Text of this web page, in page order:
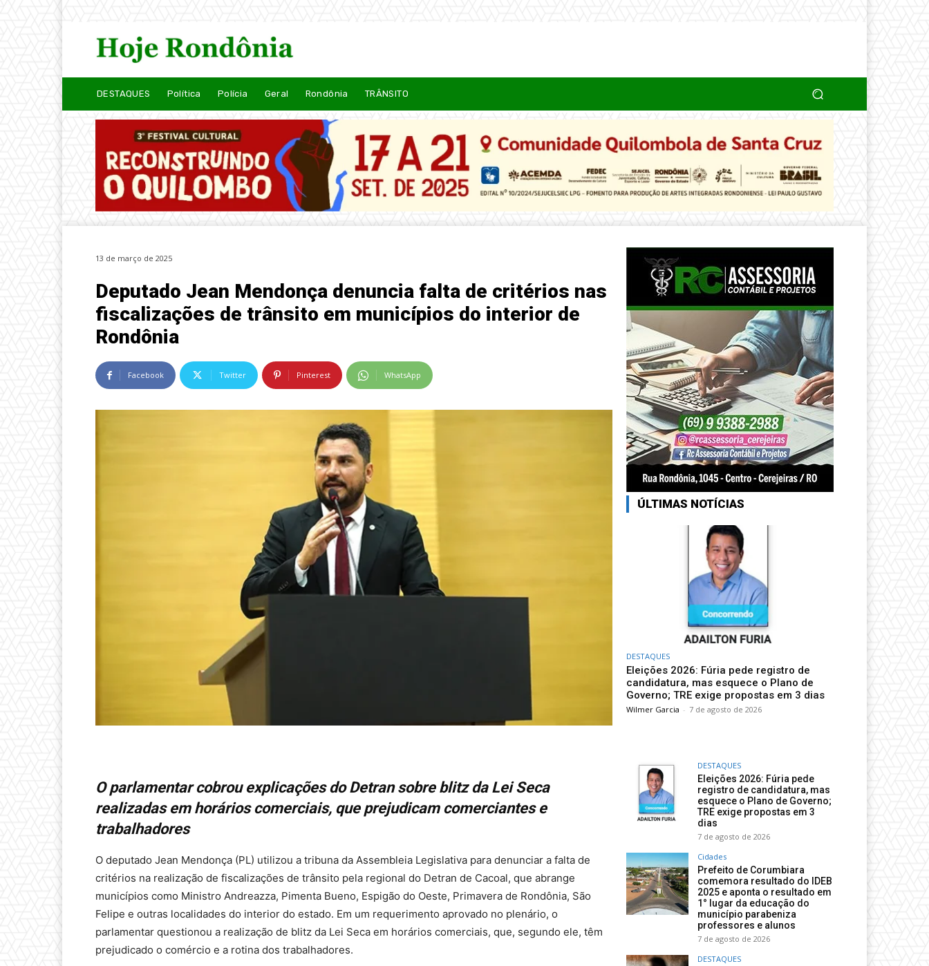
DESTAQUES Política Polícia Geral Rondônia TRÂNSITO
13 de março de 2025
Deputado Jean Mendonça denuncia falta de critérios nas
fiscalizações de trânsito em municípios do interior de
Rondônia
Facebook Twitter Pinterest WhatsApp
O parlamentar cobrou explicações do Detran sobre blitz da Lei Seca
realizadas em horários comerciais, que prejudicam comerciantes e
trabalhadores
O deputado Jean Mendonça (PL) utilizou a tribuna da Assembleia Legislativa para denunciar a falta de
critérios na realização de fiscalizações de trânsito pela regional do Detran de Cacoal, que abrange
municípios como Ministro Andreazza, Pimenta Bueno, Espigão do Oeste, Primavera de Rondônia, São
Felipe e outras localidades do interior do estado. Em um requerimento aprovado no plenário, o
parlamentar questionou a realização de blitz da Lei Seca em horários comerciais, que, segundo ele, têm
prejudicado o comércio e a rotina dos trabalhadores.
ÚLTIMAS NOTÍCIAS
DESTAQUES
Eleições 2026: Fúria pede registro de
candidatura, mas esquece o Plano de
Governo; TRE exige propostas em 3 dias
Wilmer Garcia - 7 de agosto de 2026
DESTAQUES
Eleições 2026: Fúria pede
registro de candidatura, mas
esquece o Plano de Governo;
TRE exige propostas em 3
dias
7 de agosto de 2026
Cidades
Prefeito de Corumbiara
comemora resultado do IDEB
2025 e aponta o resultado em
1° lugar da educação do
município parabeniza
professores e alunos
7 de agosto de 2026
DESTAQUES